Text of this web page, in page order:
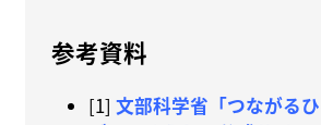
参考資料
[1] 文部科学省「つながる